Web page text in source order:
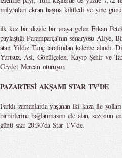
milyonları ekran başına kilitledi ve yine
ilk kez bir dizide bir araya gelen Erkan
paylaştığı Paramparça’nın senaryosu
atan Yıldız Tunç tarafından kaleme alındı.
Yurtsuz, Asi, Gönülçelen, Kayıp Şehir ve
Cevdet Mercan oturuyor.
PAZARTESİ AKŞAMI STAR TV’DE
Farklı zamanlarda yaşanan iki kaza ile
birbirlerine bağlanmasını ele alan, sezonun
günü saat 20:30’da Star TV’de.